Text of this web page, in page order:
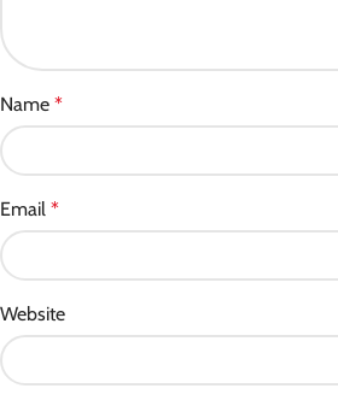
Name *
Email *
Website